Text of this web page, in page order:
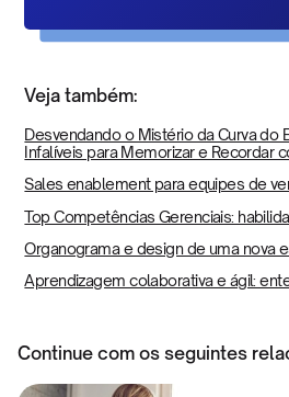
Veja também:
Desvendando o Mistério da Curva do
Infalíveis para Memorizar e Recordar
Sales enablement para equipes de
Top Competências Gerenciais:
Organograma e design de uma nova
Aprendizagem colaborativa e ágil:
Continue com os seguintes